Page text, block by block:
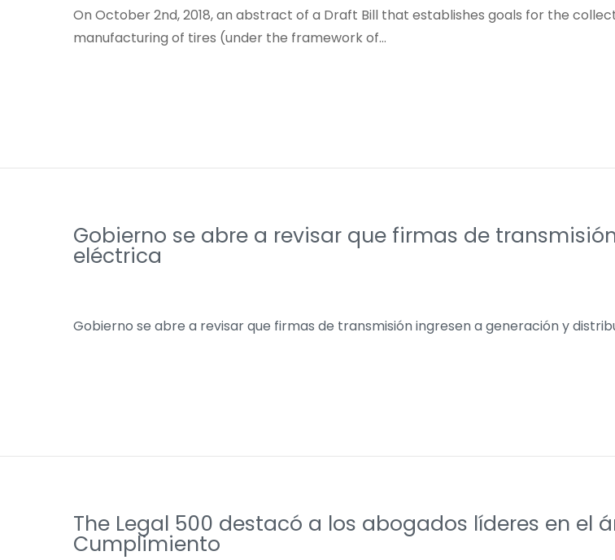
On October 2nd, 2018, an abstract of a Draft Bill that establishes goals for the
manufacturing of tires (under the framework of…
Gobierno se abre a revisar que firmas de
eléctrica
Gobierno se abre a revisar que firmas de transmisión ingresen a generación y
The Legal 500 destacó a los abogados líderes en el
Cumplimiento